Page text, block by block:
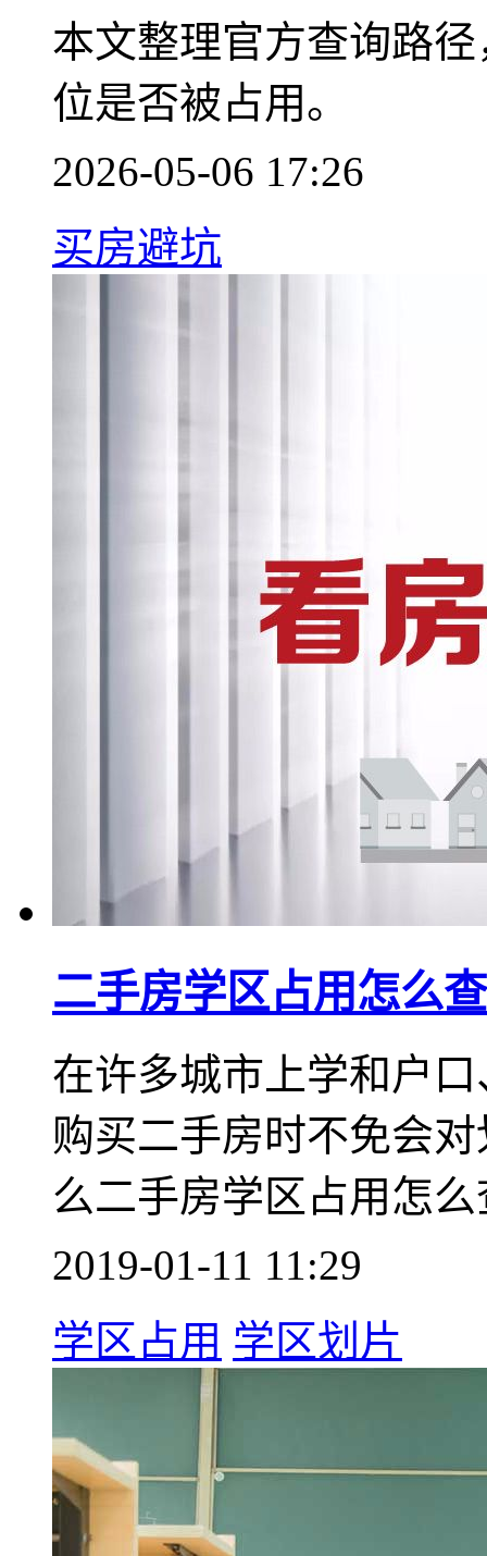
本文整理官方查询路
位是否被占用。
2026-05-06 17:26
买房避坑
二手房学区占用怎么查
在许多城市上学和户
购买二手房时不免会
么二手房学区占用怎
2019-01-11 11:29
学区占用 学区划片